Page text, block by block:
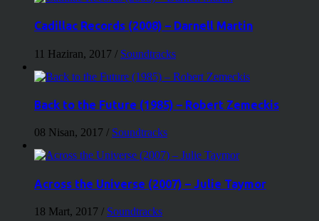
Cadillac Records (2008) – Darnell Martin
11 Haziran, 2017 / Soundtracks
Back to the Future (1985) – Robert Zemeckis
08 Nisan, 2017 / Soundtracks
Across the Universe (2007) – Julie Taymor
18 Mart, 2017 / Soundtracks